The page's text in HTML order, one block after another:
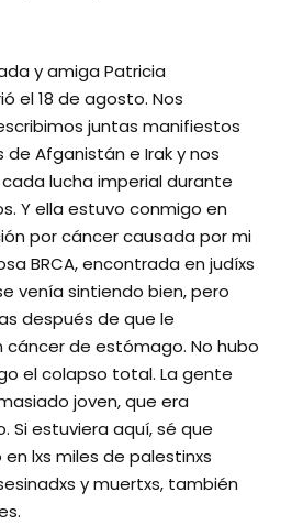
y amiga Patricia
el 18 de agosto. Nos
juntas manifiestos
Afganistán e Irak y nos
lucha imperial durante
Y ella estuvo conmigo en
por cáncer causada por mi
BRCA, encontrada en judíxs
venía sintiendo bien, pero
después de que le
cáncer de estómago. No hubo
el colapso total. La gente
joven, que era
Si estuviera aquí, sé que
lxs miles de palestinxs
y muertxs, también